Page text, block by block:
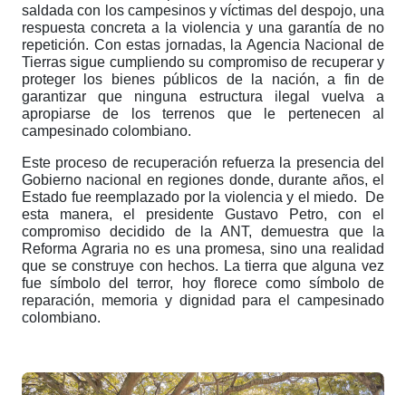
saldada con los campesinos y víctimas del despojo, una
respuesta concreta a la violencia y una garantía de no
repetición. Con estas jornadas, la Agencia Nacional de
Tierras sigue cumpliendo su compromiso de recuperar y
proteger los bienes públicos de la nación, a fin de
garantizar que ninguna estructura ilegal vuelva a
apropiarse de los terrenos que le pertenecen al
campesinado colombiano.
Este proceso de recuperación refuerza la presencia del
Gobierno nacional en regiones donde, durante años, el
Estado fue reemplazado por la violencia y el miedo. De
esta manera, el presidente Gustavo Petro, con el
compromiso decidido de la ANT, demuestra que la
Reforma Agraria no es una promesa, sino una realidad
que se construye con hechos. La tierra que alguna vez
fue símbolo del terror, hoy florece como símbolo de
reparación, memoria y dignidad para el campesinado
colombiano.